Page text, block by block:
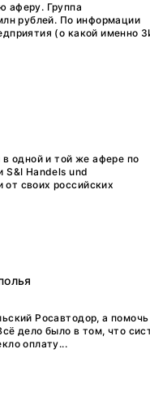
аферу. Группа
рублей. По информации
(о какой именно
одной и той же афере по
S&I Handels und
своих российских
Росавтодор, а
дело было в том, что
оплату...